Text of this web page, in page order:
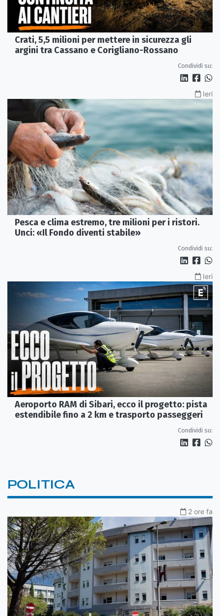
Crati, 5,5 milioni per mettere in sicurezza gli
argini tra Cassano e Corigliano-Rossano
Condividi su:
Ieri
Pesca e clima estremo, tre milioni per i ristori.
Unci: «Il Fondo diventi stabile»
Condividi su:
Ieri
Aeroporto RAM di Sibari, ecco il progetto: pista
estendibile fino a 2 km e trasporto passeggeri
Condividi su:
POLITICA
2 ore fa